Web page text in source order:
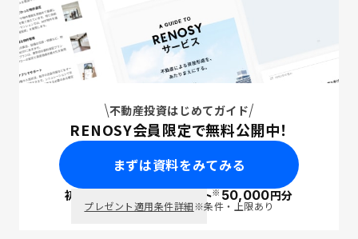
不動産投資はじめてガイド
RENOSY会員限定で無料公開中！
まずは資料をみてみる
初回面談で ポイント※50,000円分
プレゼント適用条件詳細※条件・上限あり